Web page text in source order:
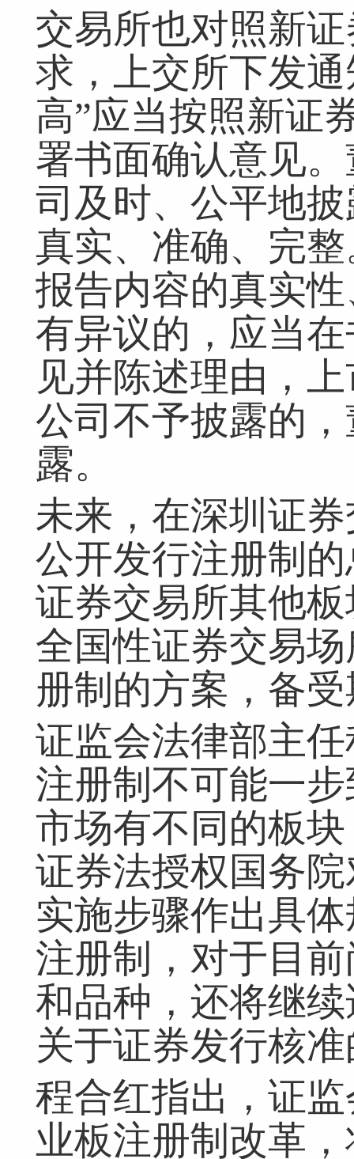
交易所也对照新
求，上交所下发
高”应当按照新证
署书面确认意见
司及时、公平地
真实、准确、完
报告内容的真实
有异议的，应当
见并陈述理由，
公司不予披露的
露。
未来，在深圳证
公开发行注册制
证券交易所其他
全国性证券交易
册制的方案，备
证监会法律部主
注册制不可能一
市场有不同的板
证券法授权国务
实施步骤作出具
注册制，对于目
和品种，还将继
关于证券发行核
程合红指出，证
业板注册制改革